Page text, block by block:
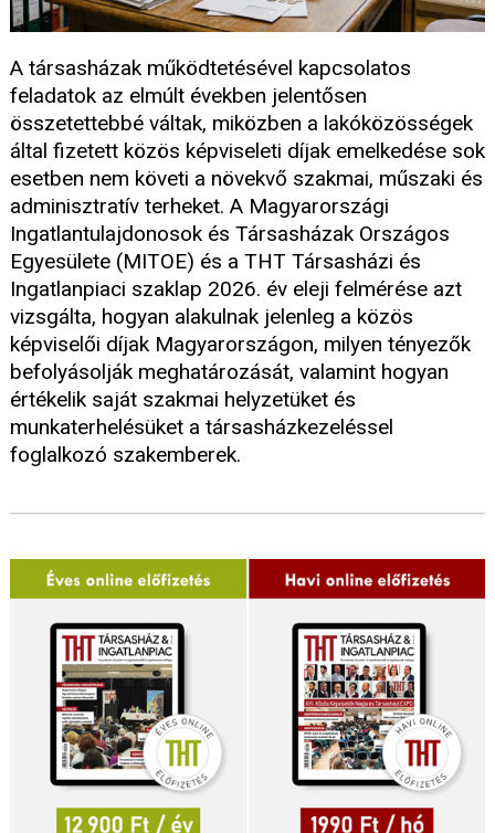
A társasházak működtetésével kapcsolatos
feladatok az elmúlt években jelentősen
összetettebbé váltak, miközben a lakóközösségek
által fizetett közös képviseleti díjak emelkedése sok
esetben nem követi a növekvő szakmai, műszaki és
adminisztratív terheket. A Magyarországi
Ingatlantulajdonosok és Társasházak Országos
Egyesülete (MITOE) és a THT Társasházi és
Ingatlanpiaci szaklap 2026. év eleji felmérése azt
vizsgálta, hogyan alakulnak jelenleg a közös
képviselői díjak Magyarországon, milyen tényezők
befolyásolják meghatározását, valamint hogyan
értékelik saját szakmai helyzetüket és
munkaterhelésüket a társasházkezeléssel
foglalkozó szakemberek.